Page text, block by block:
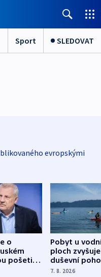
Sport SLEDOVAT
evropskými
o
pošetilé,
Pobyt u
ploch zvyšuje
duševní
ukázala
7. 8. 2026